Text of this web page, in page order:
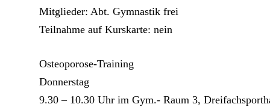
Mitglieder: Abt. Gymnastik frei
Teilnahme auf Kurskarte: nein
Osteoporose-Training
Donnerstag
9.30 – 10.30 Uhr im Gym.- Raum 3,